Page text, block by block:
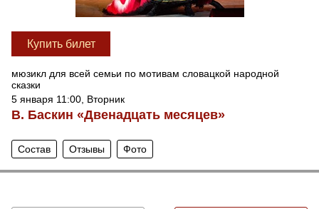
Купить билет
мюзикл для всей семьи по мотивам словацкой народной
сказки
5 января 11:00, Вторник
В. Баскин «Двенадцать месяцев»
Состав Отзывы Фото